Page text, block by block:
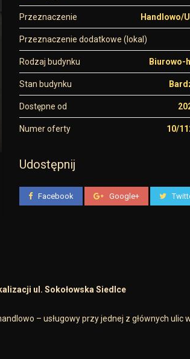
Przeznaczenie Handlowo/
Przeznaczenie dodatkowe (lokal)
Rodzaj budynku Biurowo-
Stan budynku
Dostępne od
Numer oferty 10/
Udostępnij
Facebook Google+
ul. Sokołowska Siedlce
– usługowy przy jednej z głównych ulic